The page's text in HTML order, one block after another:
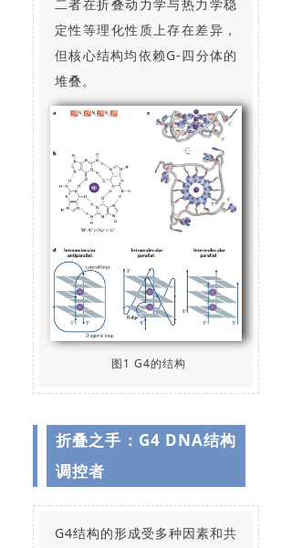
二者在折叠动力学与热力学稳
定性等理化性质上存在差异，
但核心结构均依赖G-四分体的
堆叠。
图1 G4的结构
折叠之手：G4 DNA结构
调控者
G4结构的形成受多种因素和共